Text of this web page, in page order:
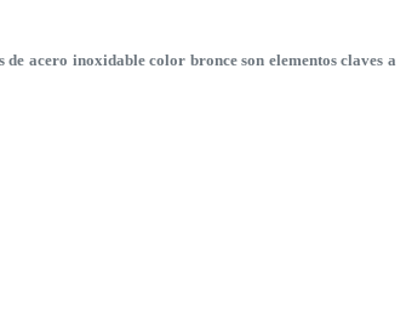
acero inoxidable color bronce son elementos claves a